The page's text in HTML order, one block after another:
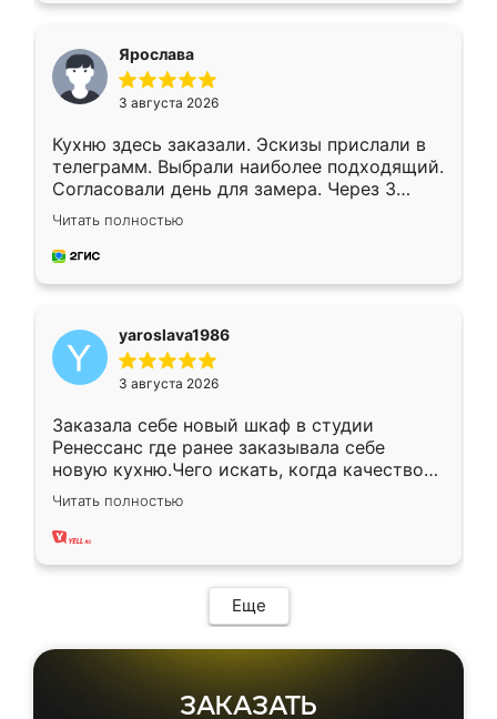
Ярослава
3 августа 2026
Кухню здесь заказали. Эскизы прислали в
телеграмм. Выбрали наиболее подходящий.
Согласовали день для замера. Через 3
недели кухня была уже готова. Остались
довольны работой. Спасибо Ренессанс
мебель за качественную работу!
Читать полностью
yaroslava1986
3 августа 2026
Заказала себе новый шкаф в студии
Ренессанс где ранее заказывала себе
новую кухню.Чего искать, когда качеством
вполне довольна. Служит кухня уже почти
два года, нареканий нет.
Читать полностью
Еще
ЗАКАЗАТЬ